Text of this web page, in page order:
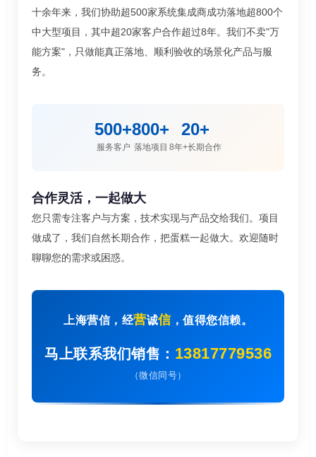
十余年来，我们协助超500家系统集成商成功落地超800个
中大型项目，其中超20家客户合作超过8年。我们不卖"万
能方案"，只做能真正落地、顺利验收的场景化产品与服
务。
500+
服务客户
800+
落地项目
20+
8年+长期合作
合作灵活，一起做大
您只需专注客户与方案，技术实现与产品交给我们。项目
做成了，我们自然长期合作，把蛋糕一起做大。欢迎随时
聊聊您的需求或困惑。
上海营信，经营诚信，值得您信赖。
马上联系我们销售： 13817779536
（微信同号）